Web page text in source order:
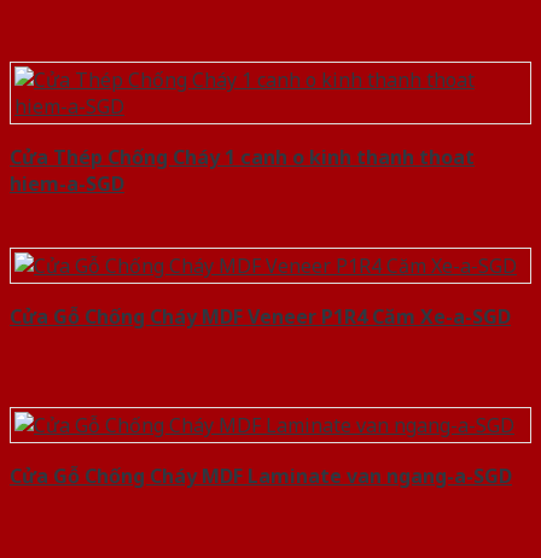
Cửa Thép Chống Cháy 1 canh o kinh thanh thoat
hiem-a-SGD
Cửa Gỗ Chống Cháy MDF Veneer P1R4 Căm Xe-a-SGD
Cửa Gỗ Chống Cháy MDF Laminate van ngang-a-SGD